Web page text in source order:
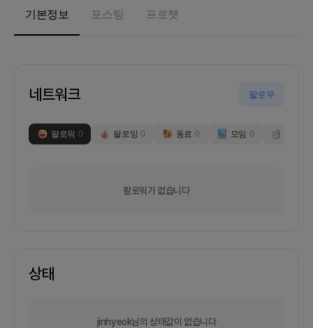
기본정보 포스팅 프로챗
네트워크 팔로우
팔로워 0 팔로잉 0 동료 0 모임 0
팔로워가 없습니다
상태
jinhyeok님의 상태값이 없습니다